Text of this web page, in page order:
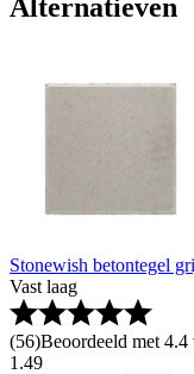
Alternatieven
Stonewish betontegel
Vast laag
(56)Beoordeeld met
1 .49